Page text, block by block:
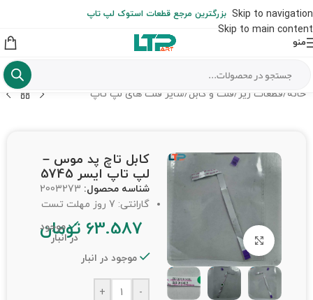
Skip to navigation
Skip to main content
از شهرستان به عهده مشتری است)
بزرگترین مرجع قطعات استوک لپ تاپ
منو
خانه /قطعات ریز /فلت و کابل /سایر فلت های لپ تاپ
برای بزرگنمایی کلیک کنید
کابل تاچ پد موس –
لپ تاپ ایسر 5745
شناسه محصول: 2003273
گارانتی: 7 روز مهلت تست
63.587 تومان
موجود
در انبار
موجود در انبار
-
+